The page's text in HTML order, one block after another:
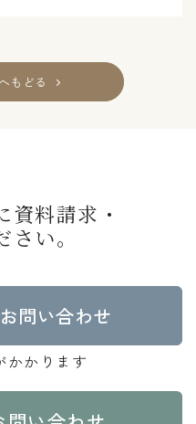
もどる
資料請求・
い。
問い合わせ
かかります